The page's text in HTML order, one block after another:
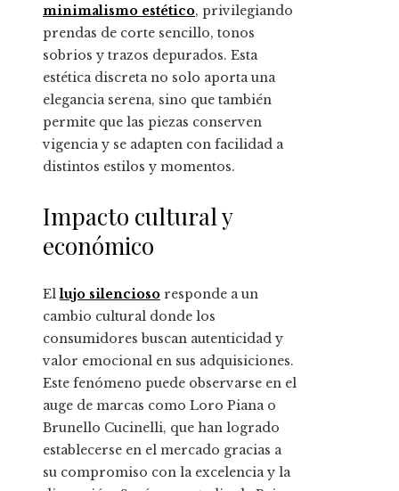
minimalismo estético, privilegiando
prendas de corte sencillo, tonos
sobrios y trazos depurados. Esta
estética discreta no solo aporta una
elegancia serena, sino que también
permite que las piezas conserven
vigencia y se adapten con facilidad a
distintos estilos y momentos.
Impacto cultural y
económico
Ellujo silencioso responde a un
cambio cultural donde los
consumidores buscan autenticidad y
valor emocional en sus adquisiciones.
Este fenómeno puede observarse en el
auge de marcas como Loro Piana o
Brunello Cucinelli, que han logrado
establecerse en el mercado gracias a
su compromiso con la excelencia y la